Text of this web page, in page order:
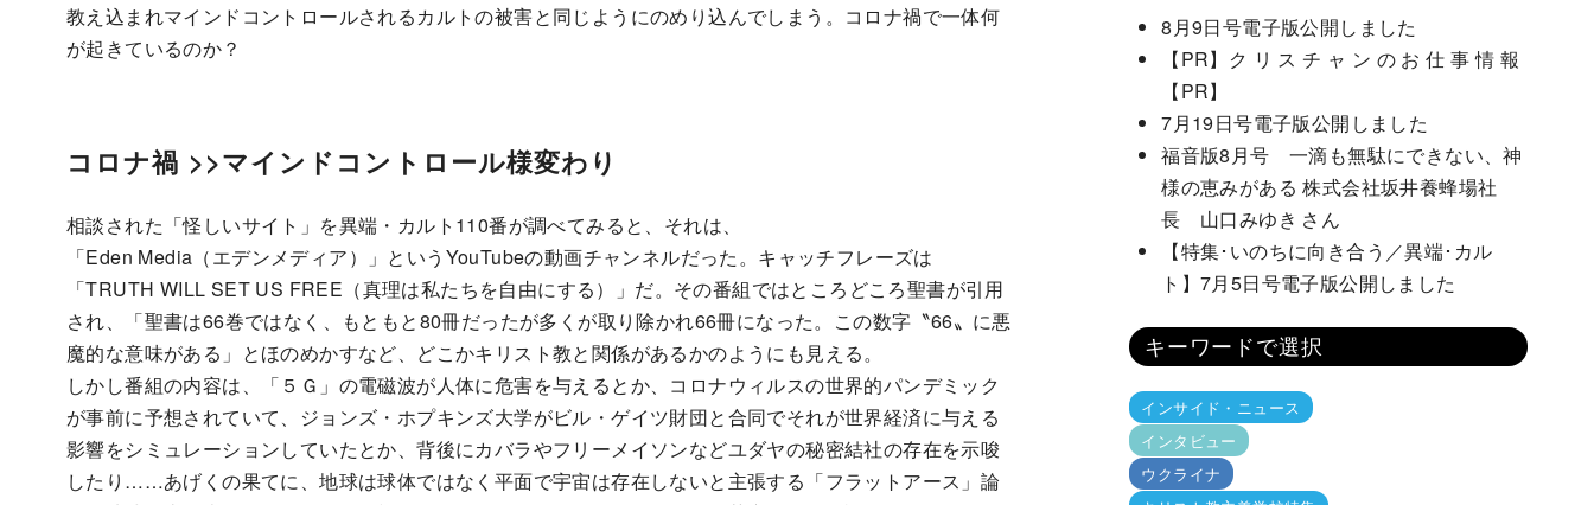
教え込まれマインドコントロールされるカルトの被害と同じようにのめり込んでしまう。コロナ禍で一体何
が起きているのか？
コロナ禍 >>マインドコントロール様変わり
相談された「怪しいサイト」を異端・カルト110番が調べてみると、それは、
「Eden Media（エデンメディア）」というYouTubeの動画チャンネルだった。キャッチフレーズは
「TRUTH WILL SET US FREE（真理は私たちを自由にする）」だ。その番組ではところどころ聖書が引用
され、「聖書は66巻ではなく、もともと80冊だったが多くが取り除かれ66冊になった。この数字〝66〟に悪
魔的な意味がある」とほのめかすなど、どこかキリスト教と関係があるかのようにも見える。
しかし番組の内容は、「５Ｇ」の電磁波が人体に危害を与えるとか、コロナウィルスの世界的パンデミック
が事前に予想されていて、ジョンズ・ホプキンズ大学がビル・ゲイツ財団と合同でそれが世界経済に与える
影響をシミュレーションしていたとか、背後にカバラやフリーメイソンなどユダヤの秘密結社の存在を示唆
したり……あげくの果てに、地球は球体ではなく平面で宇宙は存在しないと主張する「フラットアース」論
8月9日号電子版公開しました
【PR】ク リ ス チ ャ ン の お 仕 事 情 報
【PR】
7月19日号電子版公開しました
福音版8月号 一滴も無駄にできない、神
様の恵みがある 株式会社坂井養蜂場社
長 山口みゆき さん
【特集･いのちに向き合う／異端･カル
ト】7月5日号電子版公開しました
キーワードで選択
インサイド・ニュース
インタビュー
ウクライナ